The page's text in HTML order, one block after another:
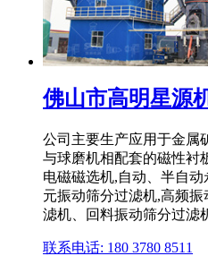
佛山市高明星源
公司主要生产应用于金属
与球磨机相配套的磁性衬
电磁磁选机,自动、半自
元振动筛分过滤机,高频
滤机、回料振动筛分过滤
联系电话: 180 3780 8511